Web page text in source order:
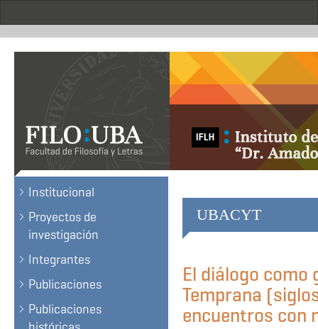
Institucional
Proyectos de
investigación
Integrantes
Publicaciones
Publicaciones
UBACYT
El diálogo como
Temprana
encuentros con